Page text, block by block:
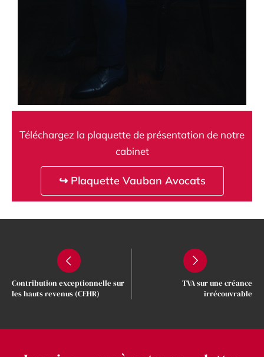
Téléchargez la plaquette de présentation de notre
cabinet
↪ Plaquette Vauban Avocats
Contribution exceptionnelle sur
les hauts revenus (CEHR)
TVA sur une créance
irrécouvrable